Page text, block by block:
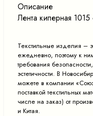
Описание
Лента киперная
Текстильные изделия –
ежедневно, поэтому к
требования
эстетичности. В
можете в компании
поставкой текстильных
числе на заказ) от
и Китая.